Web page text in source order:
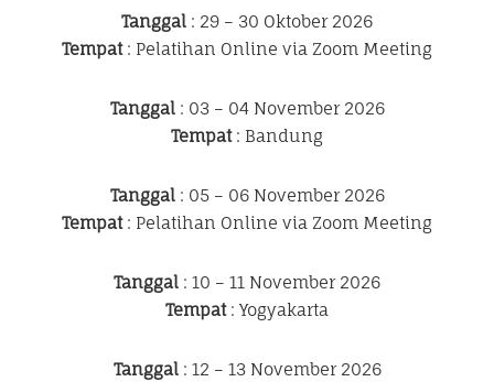
Tanggal : 29 – 30 Oktober 2026
Tempat: Pelatihan Online via Zoom Meeting
Tanggal: 03 – 04 November 2026
Tempat: Bandung
Tanggal: 05 – 06 November 2026
Tempat: Pelatihan Online via Zoom Meeting
Tanggal : 10 – 11 November 2026
Tempat: Yogyakarta
Tanggal: 12 – 13 November 2026